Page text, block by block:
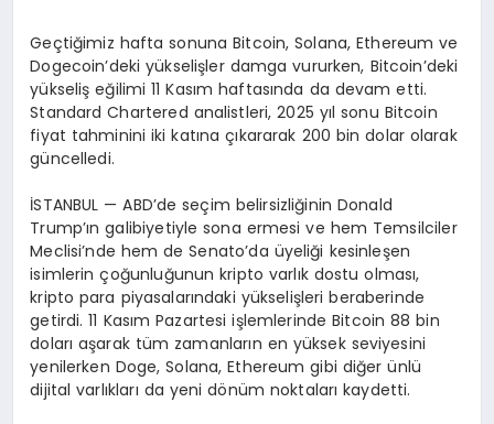
Geçtiğimiz hafta sonuna Bitcoin, Solana, Ethereum ve
Dogecoin’deki yükselişler damga vururken, Bitcoin’deki
yükseliş eğilimi 11 Kasım haftasında da devam etti.
Standard Chartered analistleri, 2025 yıl sonu Bitcoin
fiyat tahminini iki katına çıkararak 200 bin dolar olarak
güncelledi.
İSTANBUL — ABD’de seçim belirsizliğinin Donald
Trump’ın galibiyetiyle sona ermesi ve hem Temsilciler
Meclisi’nde hem de Senato’da üyeliği kesinleşen
isimlerin çoğunluğunun kripto varlık dostu olması,
kripto para piyasalarındaki yükselişleri beraberinde
getirdi. 11 Kasım Pazartesi işlemlerinde Bitcoin 88 bin
doları aşarak tüm zamanların en yüksek seviyesini
yenilerken Doge, Solana, Ethereum gibi diğer ünlü
dijital varlıkları da yeni dönüm noktaları kaydetti.